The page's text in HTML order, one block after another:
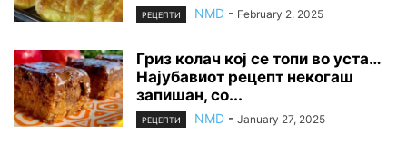
РЕЦЕПТИ NMD - February 2, 2025
Гриз колач кој се топи во уста…
Најубавиот рецепт некогаш
запишан, со...
РЕЦЕПТИ NMD - January 27, 2025